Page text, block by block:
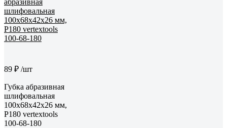
89 ₽ /шт
Губка абразивная
шлифовальная
100x68x42x26 мм,
P180 vertextools
100-68-180